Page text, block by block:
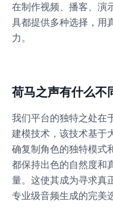
在制作视频、播客、演
具都提供多种选择，用
力。
荷马之声有什么不
我们平台的独特之处在
建模技术，该技术基于
确复制角色的独特模式
都保持出色的自然度和
量。这使其成为寻求真
专业级音频生成的完美